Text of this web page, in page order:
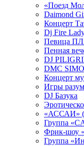
«Поезд
Daimond
Концерт
Dj Fire
Певица
Пенная
DJ
DMC
Концерт
Игры
DJ Базука
«АССАИ»
Группа
Фрик-шоу
Группа